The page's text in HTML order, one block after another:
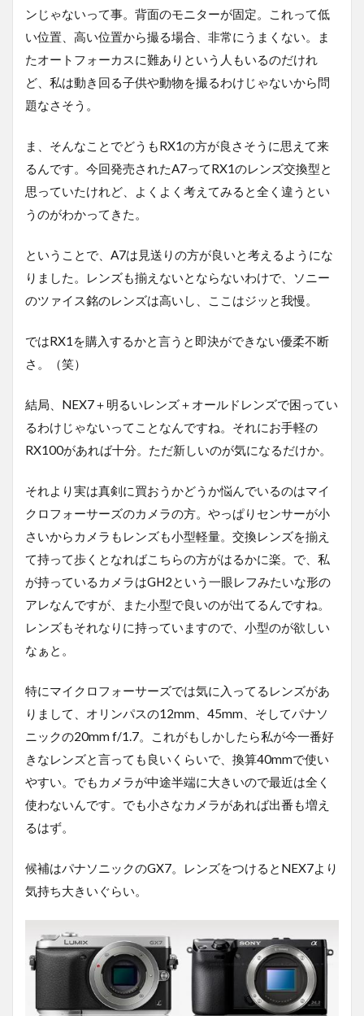
ンじゃないって事。背面のモニターが固定。これって低
い位置、高い位置から撮る場合、非常にうまくない。ま
たオートフォーカスに難ありという人もいるのだけれ
ど、私は動き回る子供や動物を撮るわけじゃないから問
題なさそう。
ま、そんなことでどうもRX1の方が良さそうに思えて来
るんです。今回発売されたA7ってRX1のレンズ交換型と
思っていたけれど、よくよく考えてみると全く違うとい
うのがわかってきた。
ということで、A7は見送りの方が良いと考えるようにな
りました。レンズも揃えないとならないわけで、ソニー
のツァイス銘のレンズは高いし、ここはジッと我慢。
ではRX1を購入するかと言うと即決ができない優柔不断
さ。（笑）
結局、NEX7＋明るいレンズ＋オールドレンズで困ってい
るわけじゃないってことなんですね。それにお手軽の
RX100があれば十分。ただ新しいのが気になるだけか。
それより実は真剣に買おうかどうか悩んでいるのはマイ
クロフォーサーズのカメラの方。やっぱりセンサーが小
さいからカメラもレンズも小型軽量。交換レンズを揃え
て持って歩くとなればこちらの方がはるかに楽。で、私
が持っているカメラはGH2という一眼レフみたいな形の
アレなんですが、また小型で良いのが出てるんですね。
レンズもそれなりに持っていますので、小型のが欲しい
なぁと。
特にマイクロフォーサーズでは気に入ってるレンズがあ
りまして、オリンパスの12mm、45mm、そしてパナソ
ニックの20mm f/1.7。これがもしかしたら私が今一番好
きなレンズと言っても良いくらいで、換算40mmで使い
やすい。でもカメラが中途半端に大きいので最近は全く
使わないんです。でも小さなカメラがあれば出番も増え
るはず。
候補はパナソニックのGX7。レンズをつけるとNEX7より
気持ち大きいぐらい。